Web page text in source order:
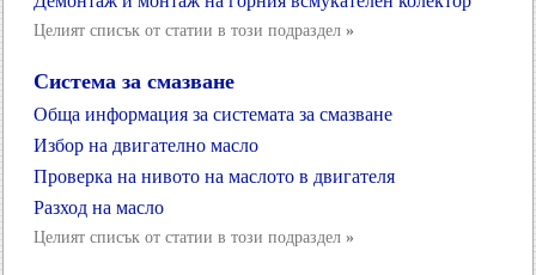
Целият списък от статии в този подраздел »
Система за смазване
Обща информация за системата за смазване
Избор на двигателно масло
Проверка на нивото на маслото в двигателя
Разход на масло
Целият списък от статии в този подраздел »